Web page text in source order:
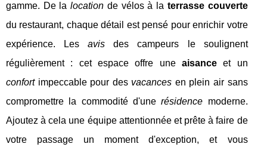
gamme. De lalocation de vélos à la terrasse couverte
du restaurant, chaque détail est pensé pour enrichir votre
expérience. Lesavis des campeurs le soulignent
régulièrement : cet espace offre une aisanceet un
confortimpeccable pour des vacances en plein air sans
compromettre la commodité d'unerésidence moderne.
Ajoutez à cela une équipe attentionnée et prête à faire de
votre passage un moment d'exception, et vous